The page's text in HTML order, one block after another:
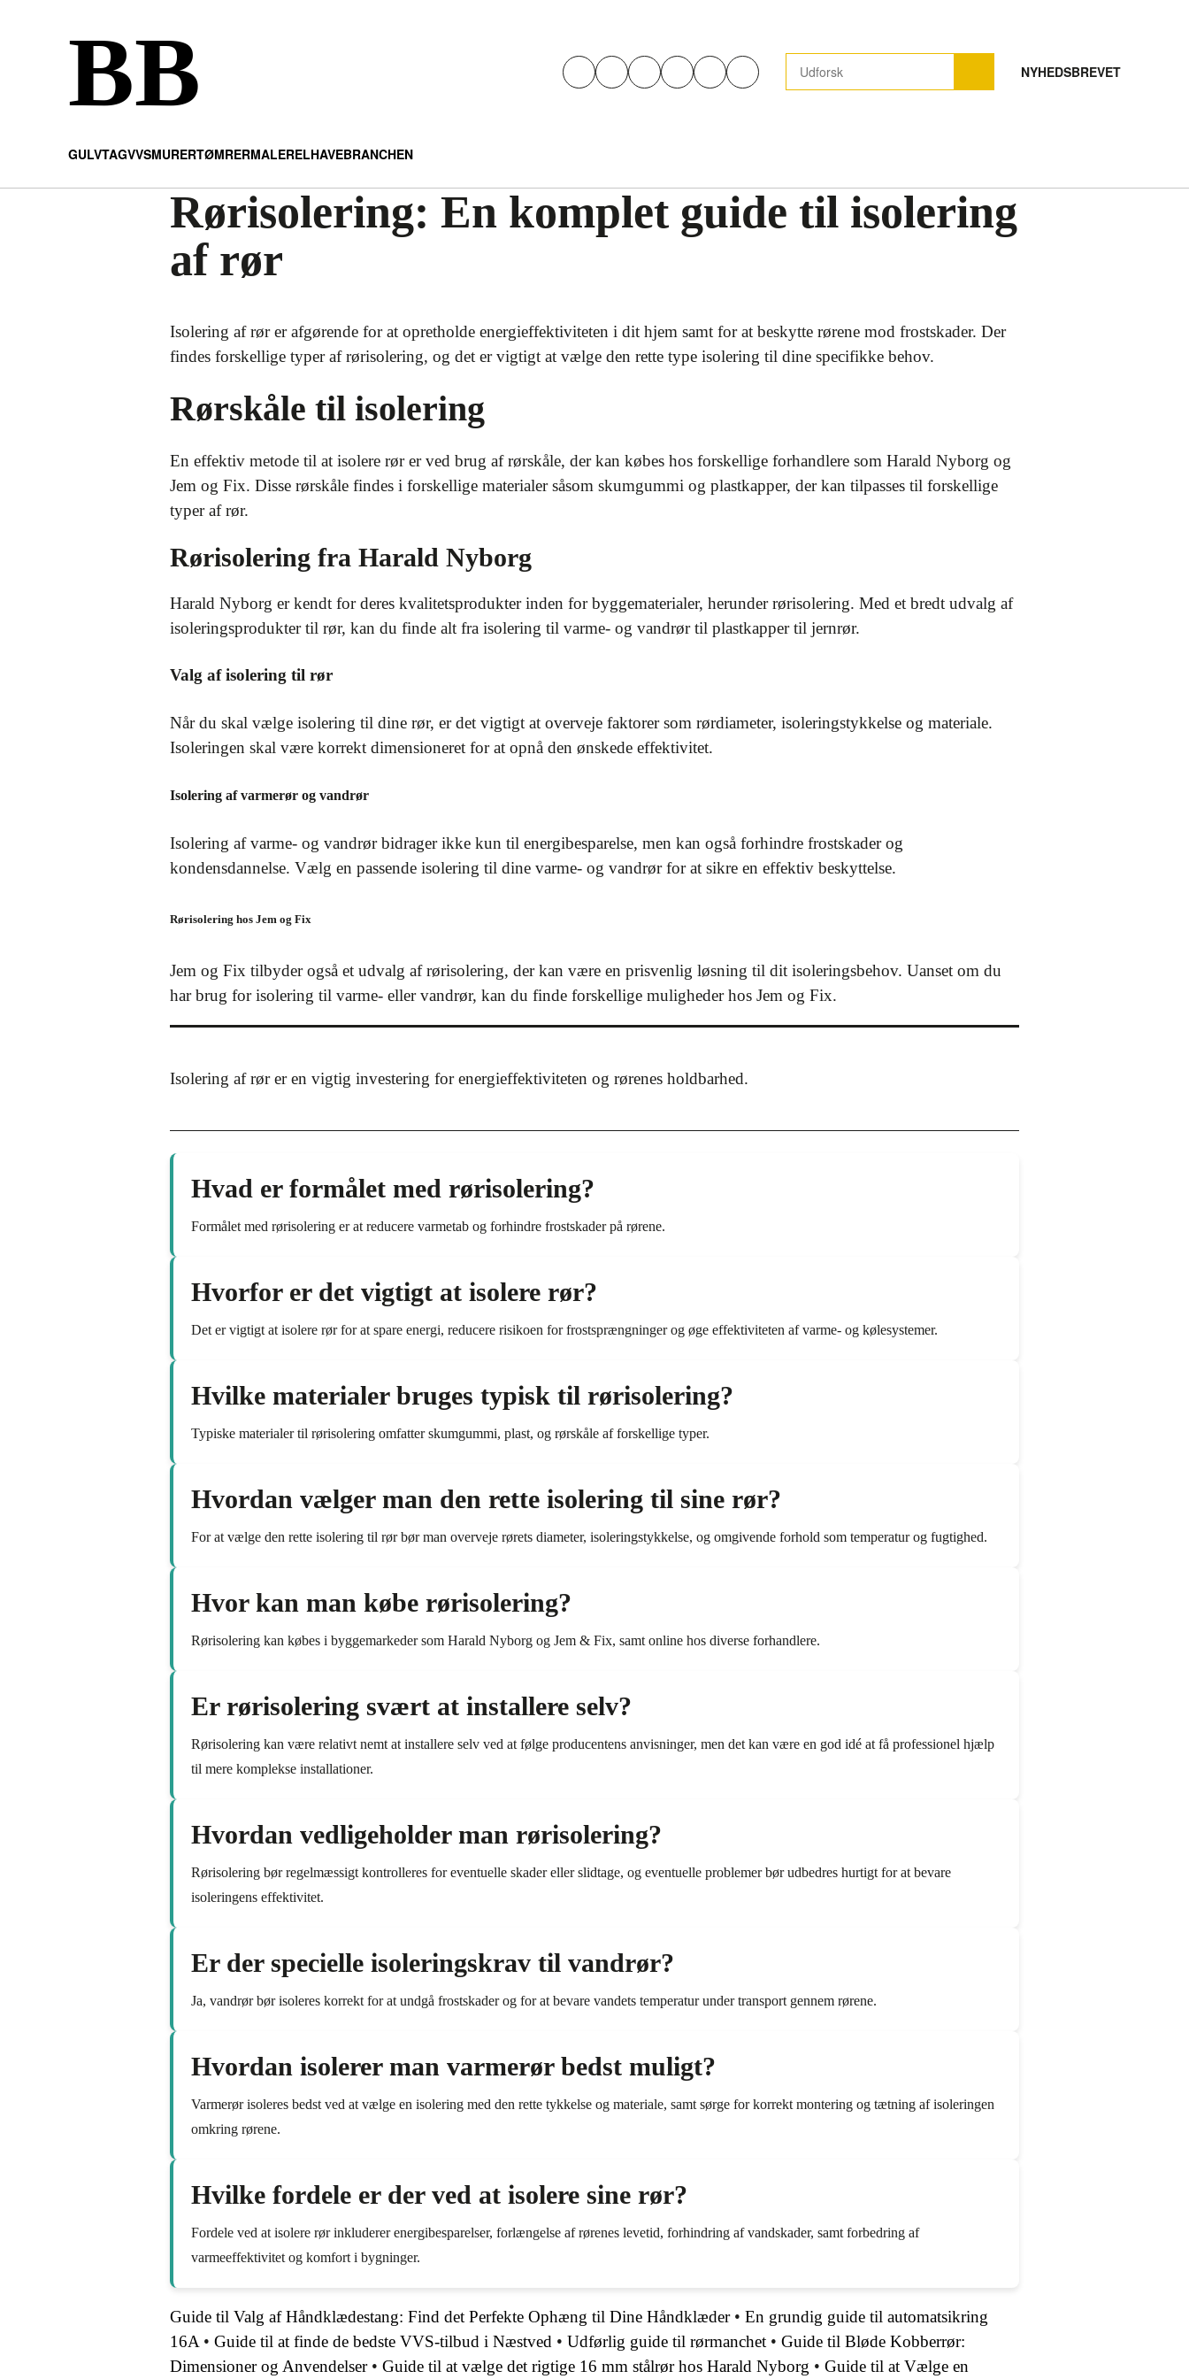
BB NYHEDSBREVET
GULVTAGVVSMURERTØMRERMALERELHAVEBRANCHEN
Rørisolering: En komplet guide til isolering
af rør
Isolering af rør er afgørende for at opretholde energieffektiviteten i dit hjem samt for at beskytte rørene mod frostskader. Der
findes forskellige typer af rørisolering, og det er vigtigt at vælge den rette type isolering til dine specifikke behov.
Rørskåle til isolering
En effektiv metode til at isolere rør er ved brug af rørskåle, der kan købes hos forskellige forhandlere som Harald Nyborg og
Jem og Fix. Disse rørskåle findes i forskellige materialer såsom skumgummi og plastkapper, der kan tilpasses til forskellige
typer af rør.
Rørisolering fra Harald Nyborg
Harald Nyborg er kendt for deres kvalitetsprodukter inden for byggematerialer, herunder rørisolering. Med et bredt udvalg af
isoleringsprodukter til rør, kan du finde alt fra isolering til varme- og vandrør til plastkapper til jernrør.
Valg af isolering til rør
Når du skal vælge isolering til dine rør, er det vigtigt at overveje faktorer som rørdiameter, isoleringstykkelse og materiale.
Isoleringen skal være korrekt dimensioneret for at opnå den ønskede effektivitet.
Isolering af varmerør og vandrør
Isolering af varme- og vandrør bidrager ikke kun til energibesparelse, men kan også forhindre frostskader og
kondensdannelse. Vælg en passende isolering til dine varme- og vandrør for at sikre en effektiv beskyttelse.
Rørisolering hos Jem og Fix
Jem og Fix tilbyder også et udvalg af rørisolering, der kan være en prisvenlig løsning til dit isoleringsbehov. Uanset om du
har brug for isolering til varme- eller vandrør, kan du finde forskellige muligheder hos Jem og Fix.
Isolering af rør er en vigtig investering for energieffektiviteten og rørenes holdbarhed.
Hvad er formålet med rørisolering?
Formålet med rørisolering er at reducere varmetab og forhindre frostskader på rørene.
Hvorfor er det vigtigt at isolere rør?
Det er vigtigt at isolere rør for at spare energi, reducere risikoen for frostsprængninger og øge effektiviteten af varme- og kølesystemer.
Hvilke materialer bruges typisk til rørisolering?
Typiske materialer til rørisolering omfatter skumgummi, plast, og rørskåle af forskellige typer.
Hvordan vælger man den rette isolering til sine rør?
For at vælge den rette isolering til rør bør man overveje rørets diameter, isoleringstykkelse, og omgivende forhold som temperatur og fugtighed.
Hvor kan man købe rørisolering?
Rørisolering kan købes i byggemarkeder som Harald Nyborg og Jem & Fix, samt online hos diverse forhandlere.
Er rørisolering svært at installere selv?
Rørisolering kan være relativt nemt at installere selv ved at følge producentens anvisninger, men det kan være en god idé at få professionel hjælp
til mere komplekse installationer.
Hvordan vedligeholder man rørisolering?
Rørisolering bør regelmæssigt kontrolleres for eventuelle skader eller slidtage, og eventuelle problemer bør udbedres hurtigt for at bevare
isoleringens effektivitet.
Er der specielle isoleringskrav til vandrør?
Ja, vandrør bør isoleres korrekt for at undgå frostskader og for at bevare vandets temperatur under transport gennem rørene.
Hvordan isolerer man varmerør bedst muligt?
Varmerør isoleres bedst ved at vælge en isolering med den rette tykkelse og materiale, samt sørge for korrekt montering og tætning af isoleringen
omkring rørene.
Hvilke fordele er der ved at isolere sine rør?
Fordele ved at isolere rør inkluderer energibesparelser, forlængelse af rørenes levetid, forhindring af vandskader, samt forbedring af
varmeeffektivitet og komfort i bygninger.
Guide til Valg af Håndklædestang: Find det Perfekte Ophæng til Dine Håndklæder• En grundig guide til automatsikring
16A • Guide til at finde de bedste VVS-tilbud i Næstved • Udførlig guide til rørmanchet • Guide til Bløde Kobberrør:
Dimensioner og Anvendelser• Guide til at vælge det rigtige 16 mm stålrør hos Harald Nyborg • Guide til at Vælge en